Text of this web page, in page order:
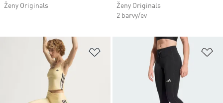
Ženy Originals
Ženy Originals
2 barvy/ev
Přidat do seznamu přání